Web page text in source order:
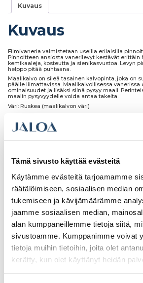
Tämä sivusto käyttää evästeitä
Käytämme evästeitä tarjoamamme
räätälöimiseen, sosiaalisen median
tukemiseen ja kävijämäärämme
jaamme sosiaalisen median,
alan kumppaneillemme tietoja siitä,
sivustoamme. Kumppanimme voivat
tietoja muihin tietoihin, joita olet
kerätty, kun olet käyttänyt heidän
Kuvaus
Kuvaus
Filmivaneria valmistetaan useilla erilaisilla
Pinnoitteen ansiosta vanerilevyt kestävät erittäin
kemikaaleja, kosteutta ja sienikasvustoa. Levyn
helppo pitää puhtaana.
Maalikalvo on sileä tasainen kalvopinta, joka on
päälle liimattavissa. Maalikalvollisessa
ominaisuudet ja lisäksi siinä pysyy maali.
maalin pysyvyydelle voida antaa takeita.
Väri: Ruskea (maalikalvon väri)
hinnalla.
Runko: Koivuvaneria
Meiltä levyt voi ostaa myös määrämittaan
kulmasahaukset yms.
Tutustu myös